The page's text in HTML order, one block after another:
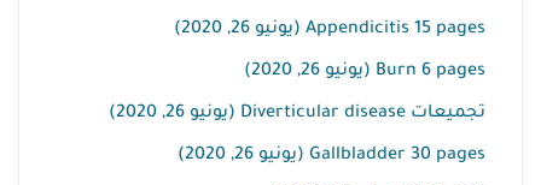
Appendicitis 15 pages (يونيو 26, 2020)
Burn 6 pages (يونيو 26, 2020)
تجميعات Diverticular disease (يونيو 26, 2020)
Gallbladder 30 pages (يونيو 26, 2020)